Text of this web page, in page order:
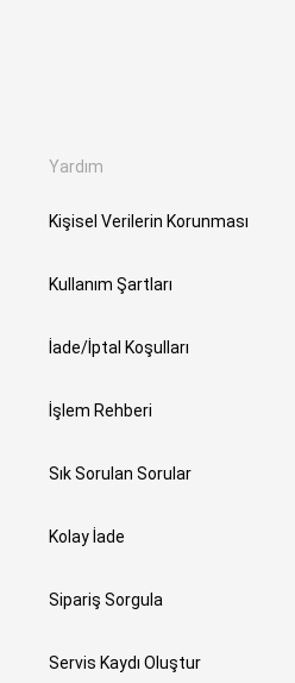
Yardım
Kişisel Verilerin Korunması
Kullanım Şartları
İade/İptal Koşulları
İşlem Rehberi
Sık Sorulan Sorular
Kolay İade
Sipariş Sorgula
Servis Kaydı Oluştur